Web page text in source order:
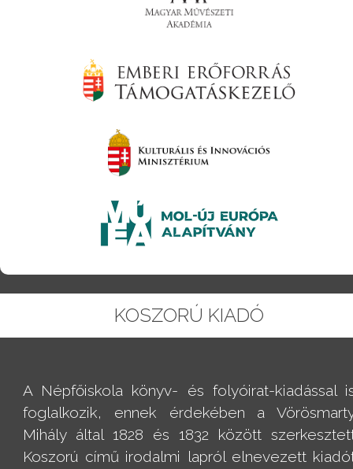
KOSZORÚ KIADÓ
A Népfőiskola könyv- és folyóirat-kiadással
foglalkozik, ennek érdekében a
Mihály által 1828 és 1832 között
Koszorú című irodalmi lapról elnevezett